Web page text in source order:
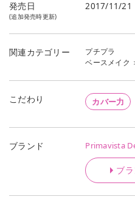
発売日
(追加発売時更新)
2017/11/21
関連カテゴリー
プチプラ
ベースメイク
こだわり カバー力
ブランド Primavista
ブ